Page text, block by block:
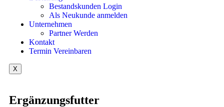
Bestandskunden Login
Als Neukunde anmelden
Unternehmen
Partner Werden
Kontakt
Termin Vereinbaren
X
Ergänzungsfutter